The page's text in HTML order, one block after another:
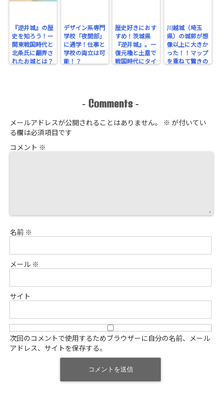
『逆井城』の歴
史を知ろう！ー
関東戦国時代と
北条氏に翻弄さ
れたお城とは？
デザイン系専門
学校「夜間部」
に通学！仕事と
学校の両立は可
能！？
歴史好きにおす
すめ！茨城県
『逆井城』。ー
復元櫓と土塁で
戦国時代にタイ
川越城（埼玉
県）の城郭が想
像以上に大きか
った！！マップ
を重ねて驚きの
- Comments -
メールアドレスが公開されることはありません。 ※ が付いてい
る欄は必須項目です
コメント ※
名前 ※
メール ※
サイト
次回のコメントで使用するためブラウザーに自分の名前、メール
アドレス、サイトを保存する。